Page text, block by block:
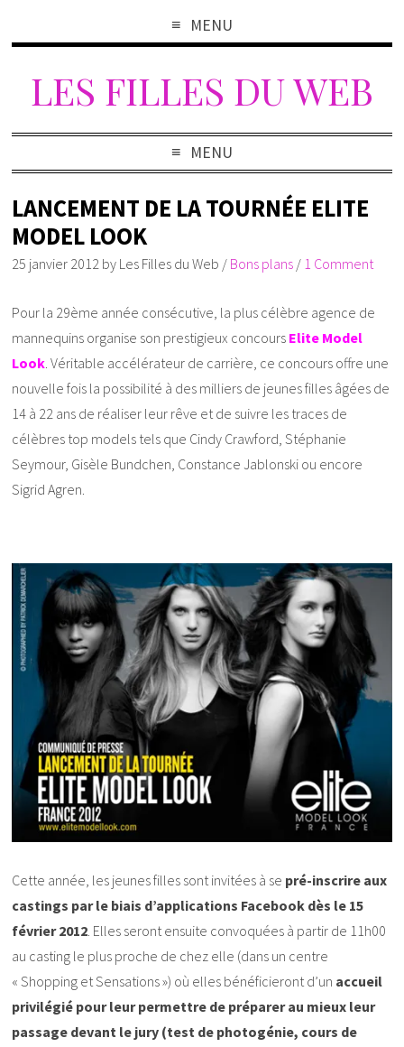
MENU
LES FILLES DU WEB
MENU
LANCEMENT DE LA TOURNÉE ELITE
MODEL LOOK
25 janvier 2012 by Les Filles du Web / Bons plans / 1 Comment
Pour la 29ème année consécutive, la plus célèbre agence de
mannequins organise son prestigieux concours Elite Model
Look. Véritable accélérateur de carrière, ce concours offre une
nouvelle fois la possibilité à des milliers de jeunes filles âgées de
14 à 22 ans de réaliser leur rêve et de suivre les traces de
célèbres top models tels que Cindy Crawford, Stéphanie
Seymour, Gisèle Bundchen, Constance Jablonski ou encore
Sigrid Agren.
Cette année, les jeunes filles sont invitées à se pré-inscrire aux
castings par le biais d’applications Facebook dès le 15
février 2012. Elles seront ensuite convoquées à partir de 11h00
au casting le plus proche de chez elle (dans un centre
« Shopping et Sensations ») où elles bénéficieront d’un accueil
privilégié pour leur permettre de préparer au mieux leur
passage devant le jury (test de photogénie, cours de